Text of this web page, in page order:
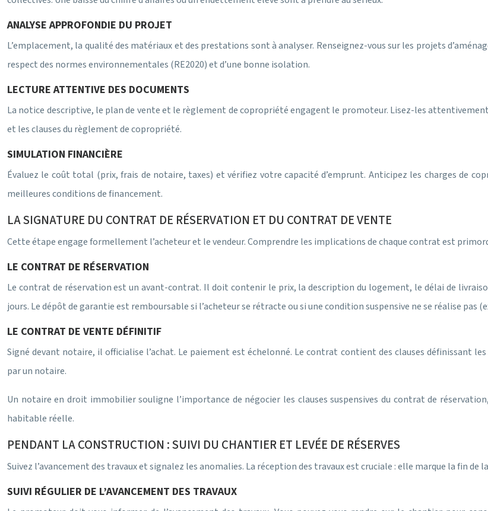
ANALYSE APPROFONDIE DU PROJET
L’emplacement, la qualité des matériaux et des prestations sont à analyser. Renseignez-vous sur les projets
respect des normes environnementales (RE2020) et d’une bonne isolation.
LECTURE ATTENTIVE DES DOCUMENTS
La notice descriptive, le plan de vente et le règlement de copropriété engagent le promoteur. Lisez-les
et les clauses du règlement de copropriété.
SIMULATION FINANCIÈRE
Évaluez le coût total (prix, frais de notaire, taxes) et vérifiez votre capacité d’emprunt. Anticipez les charges de
meilleures conditions de financement.
LA SIGNATURE DU CONTRAT DE RÉSERVATION ET DU CONTRAT DE VENTE
Cette étape engage formellement l’acheteur et le vendeur. Comprendre les implications de chaque contrat est
LE CONTRAT DE RÉSERVATION
Le contrat de réservation est un avant-contrat. Il doit contenir le prix, la description du logement, le délai de
jours. Le dépôt de garantie est remboursable si l’acheteur se rétracte ou si une condition suspensive ne se réalise
LE CONTRAT DE VENTE DÉFINITIF
Signé devant notaire, il officialise l’achat. Le paiement est échelonné. Le contrat contient des clauses définissant
par un notaire.
Un notaire en droit immobilier souligne l’importance de négocier les clauses suspensives du contrat de
habitable réelle.
PENDANT LA CONSTRUCTION : SUIVI DU CHANTIER ET LEVÉE DE RÉSERVES
Suivez l’avancement des travaux et signalez les anomalies. La réception des travaux est cruciale : elle marque la fin
SUIVI RÉGULIER DE L’AVANCEMENT DES TRAVAUX